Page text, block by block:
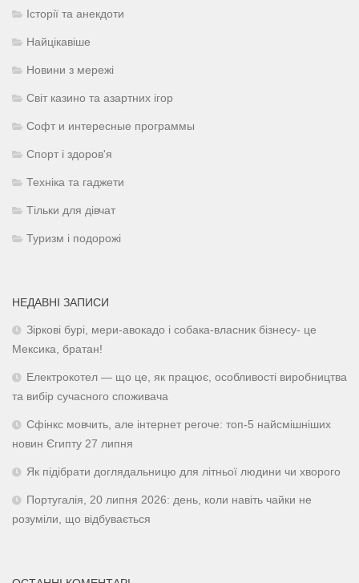
Історії та анекдоти
Найцікавіше
Новини з мережі
Світ казино та азартних ігор
Софт и интересные программы
Спорт і здоров'я
Техніка та гаджети
Тільки для дівчат
Туризм і подорожі
НЕДАВНІ ЗАПИСИ
Зіркові бурі, мери-авокадо і собака-власник бізнесу- це
Мексика, братан!
Електрокотел — що це, як працює, особливості виробництва
та вибір сучасного споживача
Сфінкс мовчить, але інтернет регоче: топ-5 найсмішніших
новин Єгипту 27 липня
Як підібрати доглядальницю для літньої людини чи хворого
Португалія, 20 липня 2026: день, коли навіть чайки не
розуміли, що відбувається